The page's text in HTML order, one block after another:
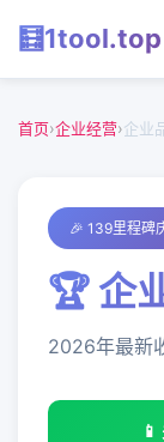
🧮1tool.top
首页›企业经营›企业
🎉 139里程碑
🏆 企
2026年最新